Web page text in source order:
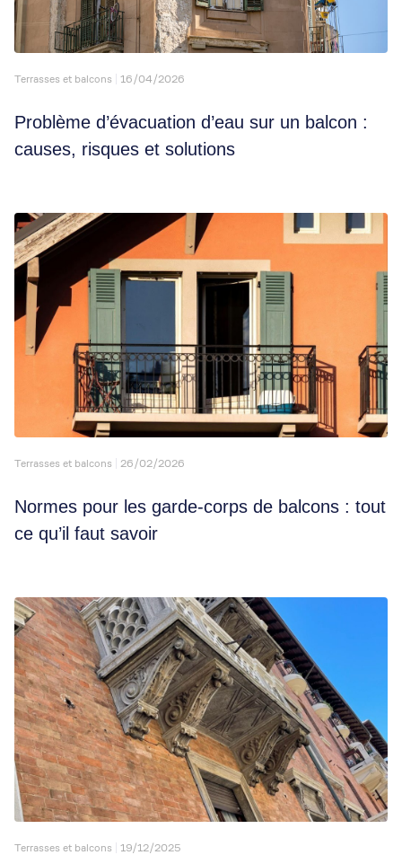
Terrasses et balcons 16/04/2026
Problème d’évacuation d’eau sur un balcon :
causes, risques et solutions
Terrasses et balcons 26/02/2026
Normes pour les garde-corps de balcons : tout
ce qu’il faut savoir
Terrasses et balcons 19/12/2025